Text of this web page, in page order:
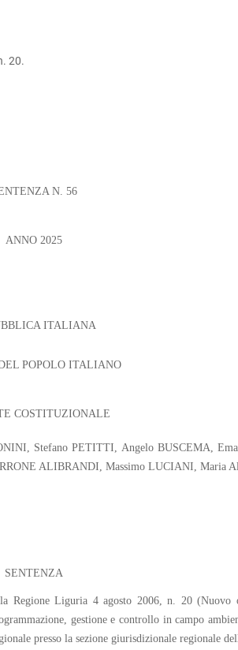
20.
N. 56
ANNO 2025
ITALIANA
POPOLO ITALIANO
COSTITUZIONALE
Stefano PETITTI, Angelo BUSCEMA,
ALIBRANDI, Massimo LUCIANI, Maria
SENTENZA
Regione Liguria 4 agosto 2006, n. 20 (Nuovo
gestione e controllo in campo
presso la sezione giurisdizionale regionale